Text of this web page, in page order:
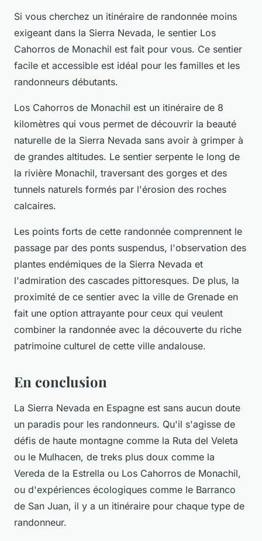
Si vous cherchez un itinéraire de randonnée moins
exigeant dans la Sierra Nevada, le sentier Los
Cahorros de Monachil est fait pour vous. Ce sentier
facile et accessible est idéal pour les familles et les
randonneurs débutants.
Los Cahorros de Monachil est un itinéraire de 8
kilomètres qui vous permet de découvrir la beauté
naturelle de la Sierra Nevada sans avoir à grimper à
de grandes altitudes. Le sentier serpente le long de
la rivière Monachil, traversant des gorges et des
tunnels naturels formés par l'érosion des roches
calcaires.
Les points forts de cette randonnée comprennent le
passage par des ponts suspendus, l'observation des
plantes endémiques de la Sierra Nevada et
l'admiration des cascades pittoresques. De plus, la
proximité de ce sentier avec la ville de Grenade en
fait une option attrayante pour ceux qui veulent
combiner la randonnée avec la découverte du riche
patrimoine culturel de cette ville andalouse.
En conclusion
La Sierra Nevada en Espagne est sans aucun doute
un paradis pour les randonneurs. Qu'il s'agisse de
défis de haute montagne comme la Ruta del Veleta
ou le Mulhacen, de treks plus doux comme la
Vereda de la Estrella ou Los Cahorros de Monachil,
ou d'expériences écologiques comme le Barranco
de San Juan, il y a un itinéraire pour chaque type de
randonneur.